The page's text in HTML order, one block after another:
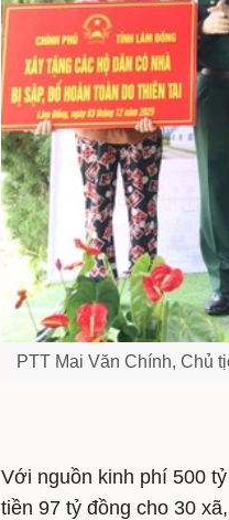
PTT Mai Văn Chính, Chủ
Với nguồn kinh phí 500
tiền 97 tỷ đồng cho 30